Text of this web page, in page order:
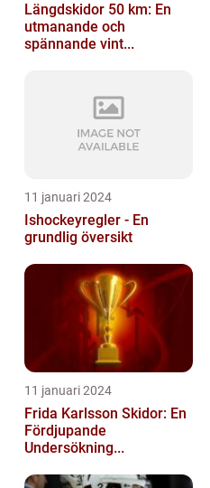
Längdskidor 50 km: En
utmanande och
spännande vint...
11 januari 2024
Ishockeyregler - En
grundlig översikt
11 januari 2024
Frida Karlsson Skidor: En
Fördjupande
Undersökning...